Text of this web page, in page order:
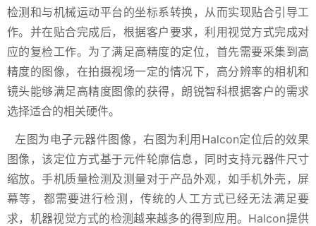
检测和与机械运动平台的坐标系转换，从而实现贴合引导工
作。并在贴合完成后，根据客户要求，利用视觉方式完成对
应的复检工作。为了满足高精度的定位，首先需要采集到高
精度的图像，在拍摄视场一定的情况下，高分辨率的相机和
镜头能够满足高精度图像的获得，朗锐智科根据客户的需求
选择适合的相关硬件。
左图为电子元器件图像，右图为利用Halcon定位后的效果
图像，该定位方式基于元件轮廓信息，同时支持元器件尺寸
缩放。手机质量检测及测量对于产品外观，如手机外壳，屏
幕等，都需要进行检测，传统的人工方式已经无法满足要
求，机器视觉方式的检测越来越多的得到应用。Halcon提供